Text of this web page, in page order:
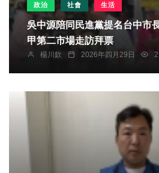
政治 社會 生活
吳中源陪同民進黨提名台中市
甲第二市場走訪拜票
楊川欽 2026年四月29日